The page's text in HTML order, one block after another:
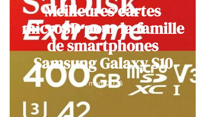
Meilleures cartes
microSD pour la famille
de smartphones
Samsung Galaxy S10
11 mars 2026